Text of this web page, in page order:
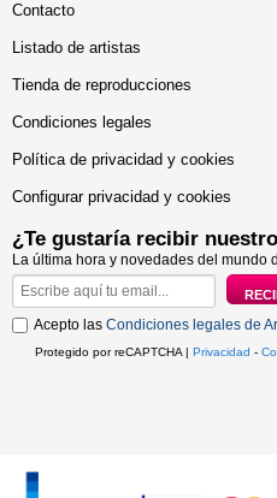
Contacto
Listado de artistas
Tienda de reproducciones
Condiciones legales
Política de privacidad y cookies
Configurar privacidad y cookies
¿Te gustaría recibir nuestro
La última hora y novedades del mundo
Acepto las Condiciones legales de
Protegido por reCAPTCHA | Privacidad -